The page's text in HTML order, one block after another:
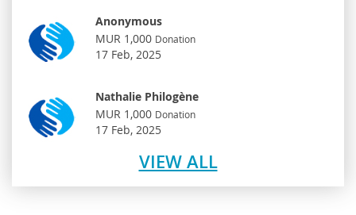
Anonymous
MUR 1,000 Donation
17 Feb, 2025
Nathalie Philogène
MUR 1,000 Donation
17 Feb, 2025
VIEW ALL